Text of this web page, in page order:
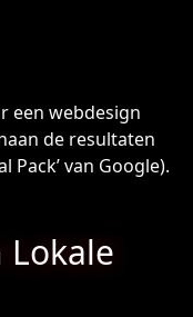
een webdesign
de resultaten
Pack’ van Google).
Lokale